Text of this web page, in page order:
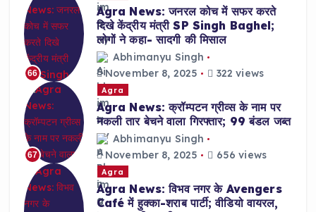
66
Agra News: जनरल कोच में सफर करते
दिखे केंद्रीय मंत्री SP Singh Baghel;
लोगों ने कहा- सादगी की मिसाल
Abhimanyu Singh
November 8, 2025
322 views
67
Agra
Agra News: क्रॉम्पटन ग्रीव्स के नाम पर
नकली तार बेचने वाला गिरफ्तार; 99 बंडल जब्त
Abhimanyu Singh
November 8, 2025
656 views
Agra
Agra News: विभव नगर के Avengers
Café में हुक्का-शराब पार्टी; वीडियो वायरल,